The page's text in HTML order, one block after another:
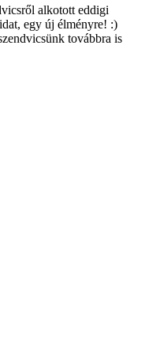
alkotott eddigi
egy új élményre! :)
továbbra is